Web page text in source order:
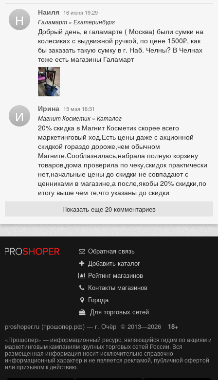
Н Наиля 16 июня 19:29
Галамарт » Екатеринбург
Добрый день, в галамарте ( Москва) были сумки на
колесиках с выдвижной ручкой, по цене 1500₽, как
бы заказать такую сумку в г. Наб. Челны? В Челнах
тоже есть магазины Галамарт
И Ирина 15 мая 16:31
Магнит Косметик » Каталог
20% скидка в Магнит Косметик скорее всего
маркетинговый ход.Есть цены даже с акционной
скидкой гораздо дороже,чем обычном
Магните.Сооблазнилась,набрала полную корзину
товаров,дома проверила по чеку,скидок практически
нет,начальные цены до скидки не совпадают с
ценниками в магазине,а после,якобы 20% скидки,по
итогу выше чем те,что указаны до скидки
Показать еще 20 комментариев
Обратная связь
Добавить каталог
Рейтинг магазинов
Контакты магазинов
Города
Для торговых сетей
proshoper.ru (прошопер.рф) — г. Очёр © 2013—2026 18+
«Прошопер» — информационный ресурс, являющийся гидом по акциям и
маркетинговым кампаниям крупных торговых сетей России. Вся
размещенная информация носит исключительно справочно-
информационный характер и не является рекламой, публичной офертой
или призывом к действию.